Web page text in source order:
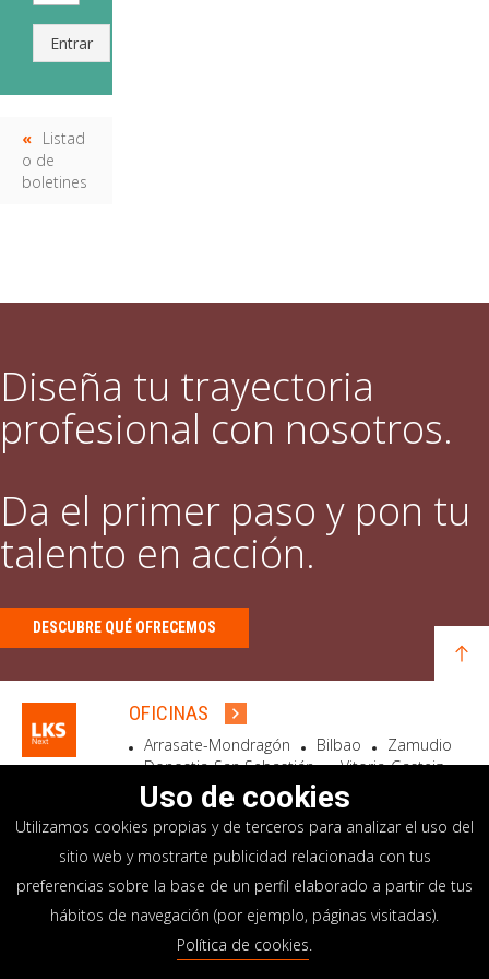
Entrar
Listad
o de
boletines
Diseña tu trayectoria
profesional con nosotros.
Da el primer paso y pon tu
talento en acción.
DESCUBRE QUÉ OFRECEMOS
OFICINAS
Arrasate-Mondragón Bilbao
Zamudio
Donostia-San Sebastián
Vitoria-Gasteiz
Madrid
El Astillero Bidart
SEDE SOCIAL
Goiru, 7 Arrasate-Mondragón
CP 20500 GIPUZKOA – SPAIN
+34 900 84 14 14
info@lksnext.com
Uso de cookies
Utilizamos cookies propias y de terceros para analizar el uso del
sitio web y mostrarte publicidad relacionada con tus
preferencias sobre la base de un perfil elaborado a partir de tus
hábitos de navegación (por ejemplo, páginas visitadas).
Política de cookies.